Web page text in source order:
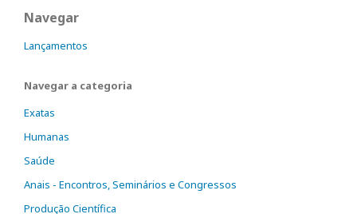
Navegar
Lançamentos
Navegar a categoria
Exatas
Humanas
Saúde
Anais - Encontros, Seminários e Congressos
Produção Científica